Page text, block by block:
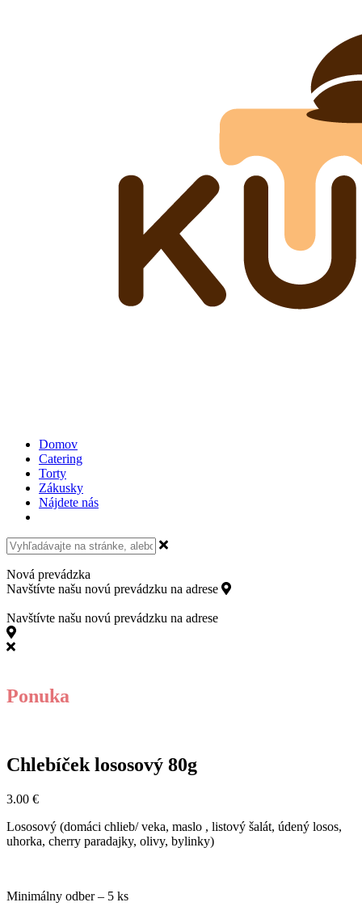
Domov
Catering
Torty
Zákusky
Nájdete nás
Nová prevádzka
Navštívte našu novú prevádzku na adrese
Navštívte našu novú prevádzku na adrese
Ponuka
Chlebíček lososový 80g
3.00 €
Lososový (domáci chlieb/ veka, maslo , listový šalát, údený losos,
uhorka, cherry paradajky, olivy, bylinky)
Minimálny odber – 5 ks